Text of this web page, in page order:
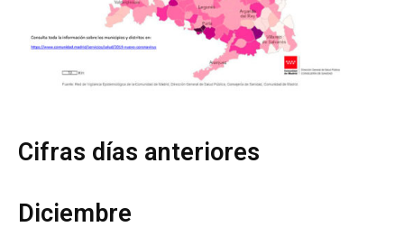
Cifras días anteriores
Diciembre